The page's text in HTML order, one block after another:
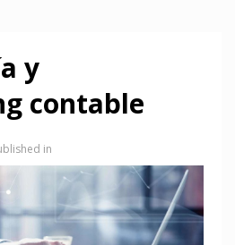
y
contable
in